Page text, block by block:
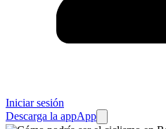
Iniciar sesión
Descarga la appApp